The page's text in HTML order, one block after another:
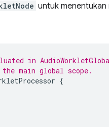
untuk
in
main global scope.
{